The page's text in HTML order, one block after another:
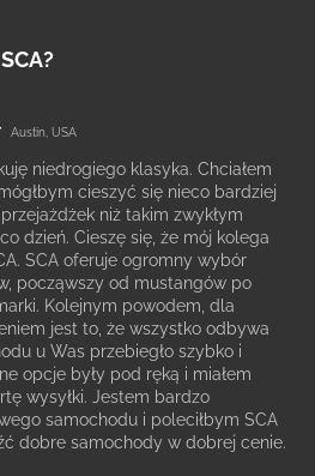
Austin, USA
niedrogiego klasyka. Chciałem
cieszyć się nieco bardziej
niż takim zwykłym
dzień. Cieszę się, że mój kolega
SCA oferuje ogromny wybór
począwszy od mustangów po
Kolejnym powodem, dla
jest to, że wszystko odbywa
u Was przebiegło szybko i
opcje były pod ręką i miałem
wysyłki. Jestem bardzo
samochodu i poleciłbym SCA
dobre samochody w dobrej cenie.